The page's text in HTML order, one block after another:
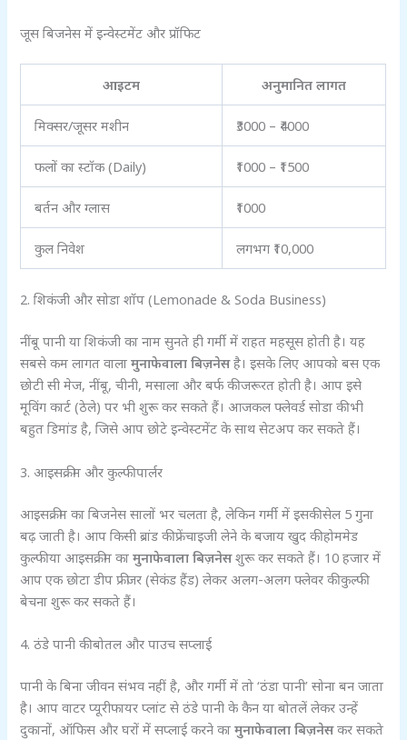
जूस बिजनेस में इन्वेस्टमेंट और प्रॉफिट
आइटम अनुमानित लागत
मिक्सर/जूसर मशीन ₹3000 – ₹4000
फलों का स्टॉक (Daily) ₹1000 – ₹1500
बर्तन और ग्लास ₹1000
कुल निवेश लगभग ₹10,000
2. शिकंजी और सोडा शॉप (Lemonade & Soda Business)
नींबू पानी या शिकंजी का नाम सुनते ही गर्मी में राहत महसूस होती है। यह
सबसे कम लागत वालामुनाफेवाला बिज़नेसहै। इसके लिए आपको बस एक
छोटी सी मेज, नींबू, चीनी, मसाला और बर्फ की जरूरत होती है। आप इसे
मूविंग कार्ट (ठेले) पर भी शुरू कर सकते हैं। आजकल फ्लेवर्ड सोडा की भी
बहुत डिमांड है, जिसे आप छोटे इन्वेस्टमेंट के साथ सेटअप कर सकते हैं।
3. आइसक्रीम और कुल्फी पार्लर
आइसक्रीम का बिजनेस सालों भर चलता है, लेकिन गर्मी में इसकी सेल 5 गुना
बढ़ जाती है। आप किसी ब्रांड की फ्रेंचाइजी लेने के बजाय खुद की होममेड
कुल्फी या आइसक्रीम कामुनाफेवाला बिज़नेसशुरू कर सकते हैं। 10 हजार में
आप एक छोटा डीप फ्रीजर (सेकंड हैंड) लेकर अलग-अलग फ्लेवर की कुल्फी
बेचना शुरू कर सकते हैं।
4. ठंडे पानी की बोतल और पाउच सप्लाई
पानी के बिना जीवन संभव नहीं है, और गर्मी में तो ‘ठंडा पानी’ सोना बन जाता
है। आप वाटर प्यूरीफायर प्लांट से ठंडे पानी के कैन या बोतलें लेकर उन्हें
दुकानों, ऑफिस और घरों में सप्लाई करने कामुनाफेवाला बिज़नेसकर सकते